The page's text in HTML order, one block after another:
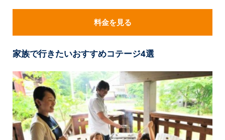
料金を見る
家族で行きたいおすすめコテージ4選